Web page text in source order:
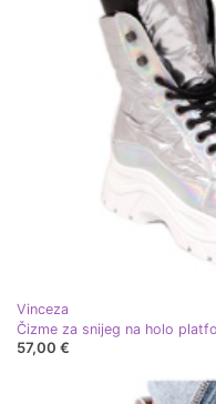
Vinceza
Čizme za snijeg na holo
57,00 €